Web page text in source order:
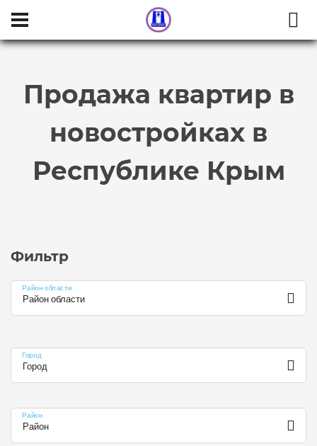
Продажа квартир в
новостройках в
Республике Крым
Фильтр
Район области
Район области
Город
Город
Район
Район